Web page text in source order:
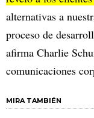
alternativas a
proceso de
afirma Charlie
comunicaciones
MIRA TAMBIÉN